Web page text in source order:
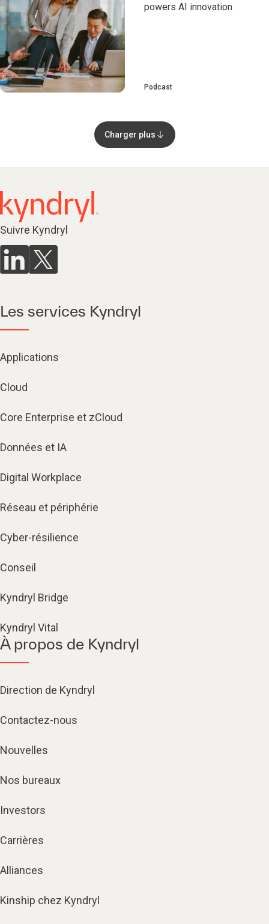
powers AI innovation
Podcast
Charger plus
Suivre Kyndryl
Les services Kyndryl
Applications
Cloud
Core Enterprise et zCloud
Données et IA
Digital Workplace
Réseau et périphérie
Cyber-résilience
Conseil
Kyndryl Bridge
Kyndryl Vital
À propos de Kyndryl
Direction de Kyndryl
Contactez-nous
Nouvelles
Nos bureaux
Investors
Carrières
Alliances
Kinship chez Kyndryl